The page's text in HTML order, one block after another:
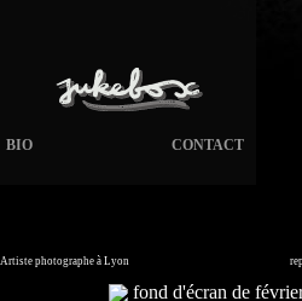
CONTACT
BIO
fond d'écran de
Artiste photographe à Lyon